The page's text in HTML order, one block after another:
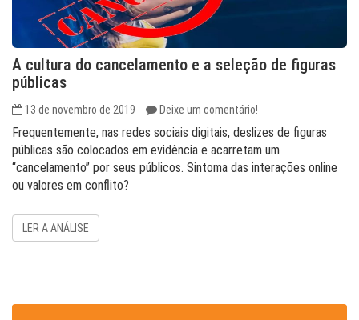
A cultura do cancelamento e a seleção de figuras
públicas
13 de novembro de 2019 Deixe um comentário!
Frequentemente, nas redes sociais digitais, deslizes de figuras
públicas são colocados em evidência e acarretam um
“cancelamento” por seus públicos. Sintoma das interações online
ou valores em conflito?
LER A ANÁLISE